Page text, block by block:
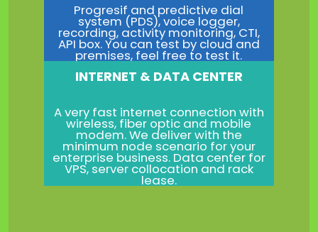
Progresif and predictive dial
system (PDS), voice logger,
recording, activity monitoring, CTI,
API box. You can test by cloud and
premises, feel free to test it.
INTERNET & DATA CENTER
A very fast internet connection with
wireless, fiber optic and mobile
modem. We deliver with the
minimum node scenario for your
enterprise business. Data center for
VPS, server collocation and rack
lease.